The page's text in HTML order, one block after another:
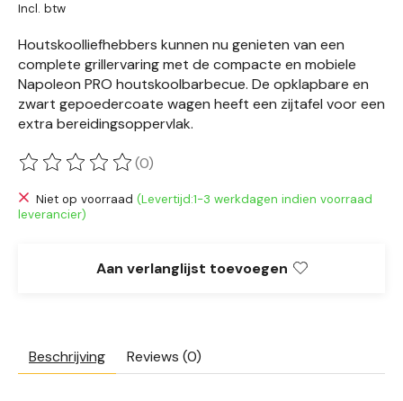
Incl. btw
Houtskoolliefhebbers kunnen nu genieten van een
complete grillervaring met de compacte en mobiele
Napoleon PRO houtskoolbarbecue. De opklapbare en
zwart gepoedercoate wagen heeft een zijtafel voor een
extra bereidingsoppervlak.
De beoordeling van dit product is
(0)
Niet op voorraad (Levertijd:1-3 werkdagen indien voorraad
leverancier)
Aan verlanglijst toevoegen
Beschrijving Reviews (0)